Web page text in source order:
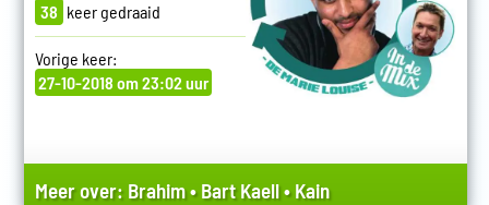
38 keer gedraaid
Vorige keer:
27-10-2018 om 23:02 uur
Meer over: Brahim•Bart Kaell•Kain